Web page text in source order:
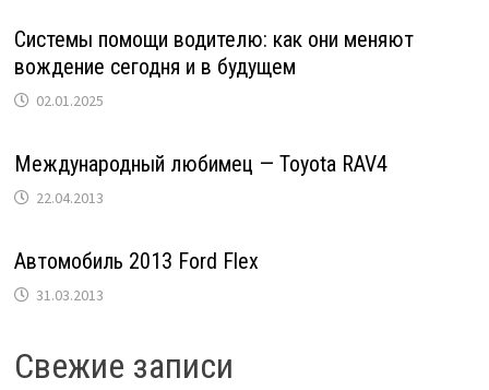
Системы помощи водителю: как они меняют
вождение сегодня и в будущем
02.01.2025
Международный любимец — Toyota RAV4
22.04.2013
Автомобиль 2013 Ford Flex
31.03.2013
Свежие записи